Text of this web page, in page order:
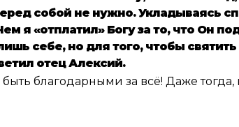
собой не нужно. Укладываясь
я «отплатил» Богу за то, что Он
себе, но для того, чтобы
отец Алексий.
благодарными за всё! Даже тогда,